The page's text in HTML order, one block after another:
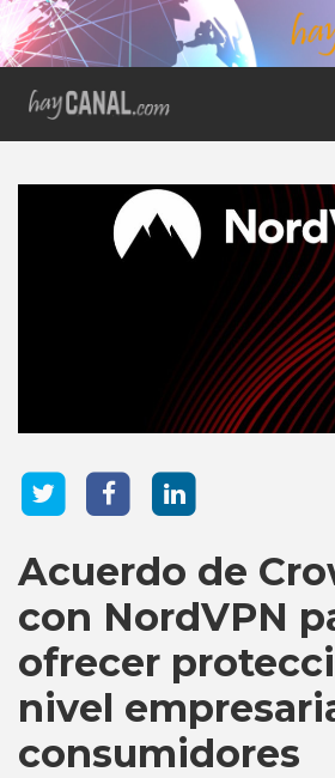
Acuerdo de
con NordVPN
ofrecer
nivel
consumidores